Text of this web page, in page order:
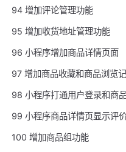
94 增加评论管理功能
95 增加收货地址管理功能
96 小程序增加商品详情页面
97 增加商品收藏和商品浏览
98 小程序打通用户登录和商
99 小程序商品详情页显示评
100 增加商品组功能